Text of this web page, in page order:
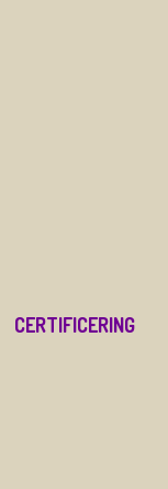
CERTIFICERING